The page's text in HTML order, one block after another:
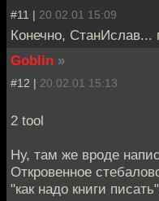
#11 | 20.02.01 15:09
Конечно, СтанИслав...
Goblin »
#12 | 20.02.01 15:13
2 tool
Ну, там же вроде
Откровенное
"как надо книги